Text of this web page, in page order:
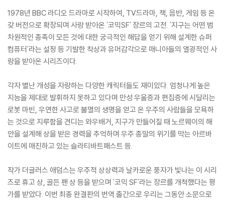
1978년 BBC 라디오 드라마로 시작하여, TV드라마, 책, 음반, 게임 등 온
갖 버전으로 확장되며 사랑 받아온 '코믹SF' 장르의 고전. '지구는 어떤 범
차원적인 종족이 모든 것에 대한 궁극적인 해답을 얻기 위해 설계한 슈퍼
컴퓨터'라는 설정 등 기발한 착상과 유머감각으로 매니아들의 열광적인 사
랑을 받아온 시리즈이다.
각자 별난 개성을 자랑하는 다양한 캐릭터들도 재미있다. 엄청나게 높은
지능을 제대로 발휘하지 못하고 있다며 만성 우울증과 편집증에 시달리는
로봇 마빈, 우연한 사고로 불멸의 생명을 얻고 온 우주의 사람들을 모욕하
는 것으로 지루함을 견디는 와우배거, 지구가 만들어질 때 노르웨이의 해
안을 설계해 상을 받은 경력을 추억하며 우주 종말의 위기를 막는 아르바
이트에 매진하고 있는 슬라티바트패스트 등.
작가 더글러스 애덤스는 우주적 상상력과 날카로운 풍자가 빛나는 이 시리
즈로 휴고 상, 골든 팬 상 등을 받으며 '코믹 SF'라는 장르를 개척했다는 평
가를 받았다. 이번 최종 완결판의 번역 출간으로 우리는 그동안 소문으로